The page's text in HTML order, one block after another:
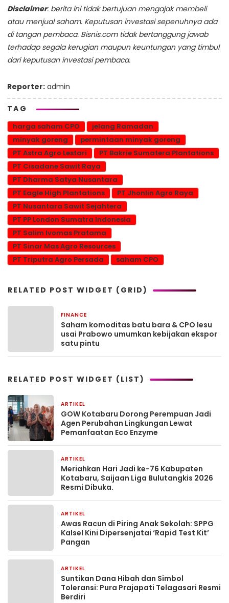
Disclaimer: berita ini tidak bertujuan mengajak membeli
atau menjual saham. Keputusan investasi sepenuhnya ada
di tangan pembaca. Bisnis.com tidak bertanggung jawab
terhadap segala kerugian maupun keuntungan yang timbul
dari keputusan investasi pembaca.
Reporter: admin
TAG
harga saham CPO
jelang Ramadan
minyak goreng
permintaan minyak goreng
PT Astra Agro Lestari
PT Bakrie Sumatera Plantations
PT Cisadane Sawit Raya
PT Dharma Satya Nusantara
PT Eagle High Plantations
PT Jhonlin Agro Raya
PT Nusantara Sawit Sejahtera
PT PP London Sumatra Indonesia
PT Salim Ivomas Pratama
PT Sinar Mas Agro Resources
PT Triputra Agro Persada
saham CPO
RELATED POST WIDGET (GRID)
FINANCE
Saham komoditas batu bara & CPO lesu
usai Prabowo umumkan kebijakan ekspor
satu pintu
RELATED POST WIDGET (LIST)
ARTIKEL
GOW Kotabaru Dorong Perempuan Jadi
Agen Perubahan Lingkungan Lewat
Pemanfaatan Eco Enzyme
ARTIKEL
Meriahkan Hari Jadi ke-76 Kabupaten
Kotabaru, Saijaan Liga Bulutangkis 2026
Resmi Dibuka.
ARTIKEL
Awas Racun di Piring Anak Sekolah: SPPG
Kalsel Kini Dipersenjatai ‘Rapid Test Kit’
Pangan
ARTIKEL
Suntikan Dana Hibah dan Simbol
Toleransi: Pura Prajapati Telagasari Resmi
Berdiri